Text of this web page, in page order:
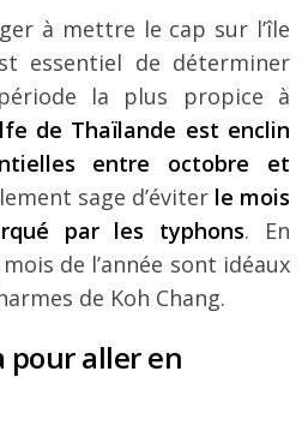
à mettre le cap sur l’île
essentiel de déterminer
la plus propice à
de Thaïlande est enclin
entre octobre et
sage d’éviter le mois
par les typhons. En
de l’année sont idéaux
de Koh Chang.
pour aller en